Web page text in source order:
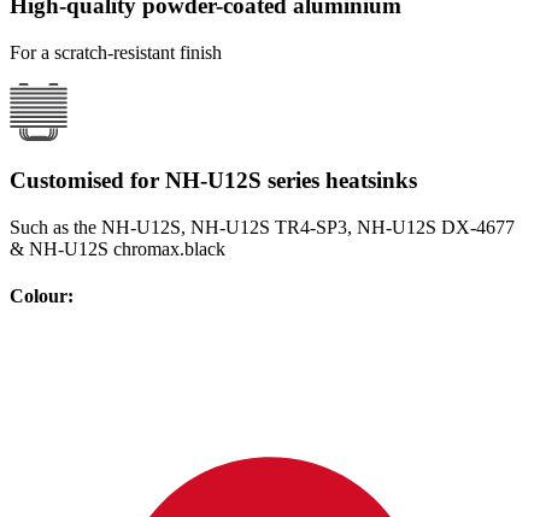
High-quality powder-coated aluminium
For a scratch-resistant finish
Customised for NH-U12S series heatsinks
Such as the NH-U12S, NH-U12S TR4-SP3, NH-U12S DX-4677
& NH-U12S chromax.black
Colour: